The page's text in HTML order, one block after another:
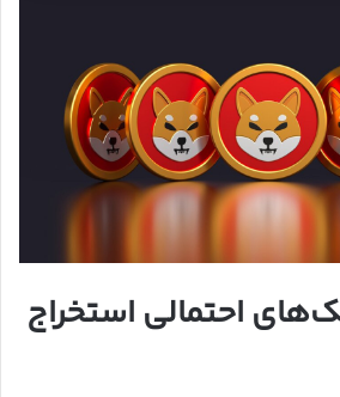
احتمالی استخراج